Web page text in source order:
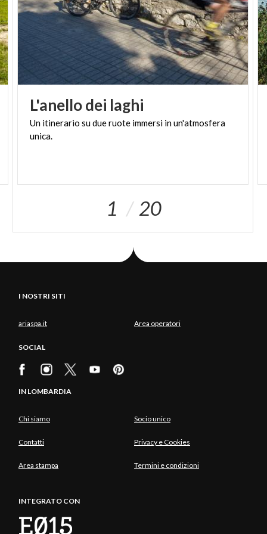
L'anellodei laghi
Un itinerario sudueruote immersi inun'atmosfera
unica.
1 20
I NOSTRI SITI
ariaspa.it Area operatori
SOCIAL
IN LOMBARDIA
Chi siamo Socio unico
Contatti Privacy e Cookies
Area stampa Termini e condizioni
INTEGRATO CON